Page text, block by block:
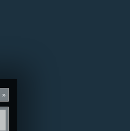
»